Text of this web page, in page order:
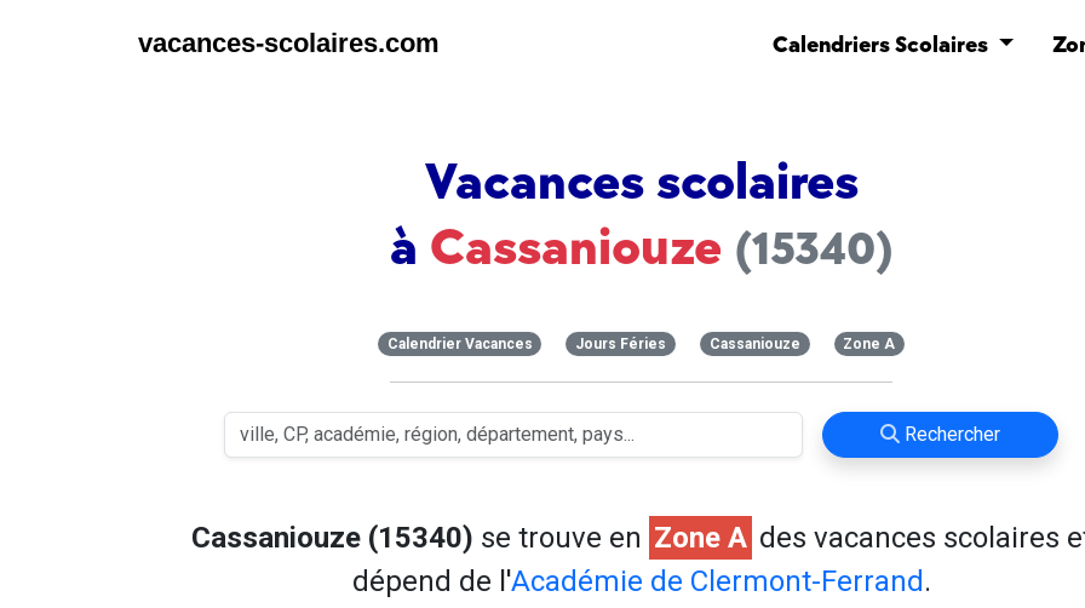
vacances-scolaires.com Calendriers Scolaires
Vacances scolaires
à Cassaniouze (15340)
Calendrier Vacances Jours Féries Cassaniouze Zone A
Rechercher
Cassaniouze (15340) se trouve en Zone A des vacances scolaires
dépend de l'Académie de Clermont-Ferrand .